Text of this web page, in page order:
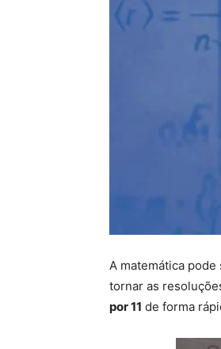
A matemática
tornar as
por 11 de forma